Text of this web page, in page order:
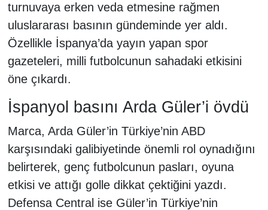
turnuvaya erken veda etmesine rağmen
uluslararası basının gündeminde yer aldı.
Özellikle İspanya’da yayın yapan spor
gazeteleri, milli futbolcunun sahadaki etkisini
öne çıkardı.
İspanyol basını Arda Güler’i övdü
Marca, Arda Güler’in Türkiye’nin ABD
karşısındaki galibiyetinde önemli rol oynadığını
belirterek, genç futbolcunun pasları, oyuna
etkisi ve attığı golle dikkat çektiğini yazdı.
Defensa Central ise Güler’in Türkiye’nin